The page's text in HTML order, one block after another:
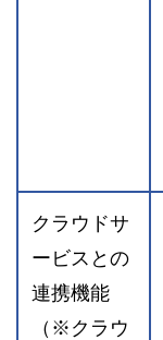
クラウドサ
ービスとの
連携機能
（※クラウ